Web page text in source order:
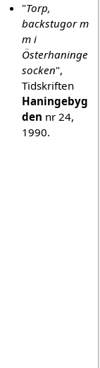
"Torp,
backstugor m
m i
Österhaninge
socken",
Tidskriften
Haningebyg
den nr 24,
1990.